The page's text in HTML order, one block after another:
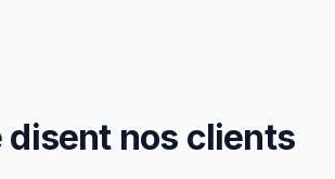
disent nos clients